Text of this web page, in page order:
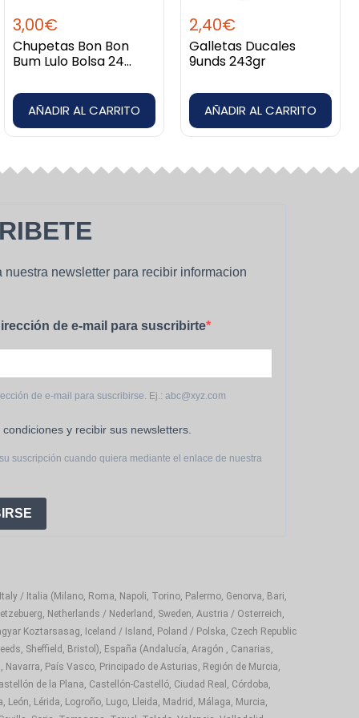
3,00€
Chupetas Bon Bon
Bum Lulo Bolsa 24
AÑADIR AL CARRITO
2,40€
Galletas Ducales
9unds 243gr
AÑADIR AL CARRITO
nuestra newsletter para recibir informacion
de e-mail para suscribirte
de e-mail para suscribirse. Ej.: abc@xyz.com
condiciones y recibir sus newsletters.
suscripción cuando quiera mediante el enlace de nuestra
/ Italia (Milano, Roma, Napoli, Torino, Palermo, Genorva, Bari,
Netherlands / Nederland, Sweden, Austria / Osterreich,
Koztarsasag, Iceland / Island, Poland / Polska, Czech Republic
Sheffield, Bristol), España (Andalucía, Aragón , Canarias,
País Vasco, Principado de Asturias, Región de Murcia,
de la Plana, Castellón-Castelló, Ciudad Real, Córdoba,
Lérida, Logroño, Lugo, Lleida, Madrid, Málaga, Murcia,